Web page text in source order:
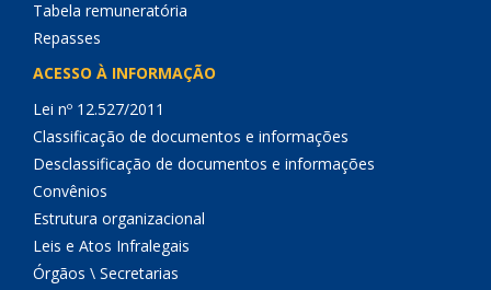
Tabela remuneratória
Repasses
ACESSO À INFORMAÇÃO
Lei nº 12.527/2011
Classificação de documentos e informações
Desclassificação de documentos e informações
Convênios
Estrutura organizacional
Leis e Atos Infralegais
Órgãos \ Secretarias